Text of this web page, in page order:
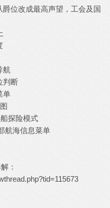
位改成最高声望，工会及国
航
判断
单
探险模式
航海信息菜单
：